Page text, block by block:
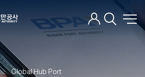
Global Hub Port